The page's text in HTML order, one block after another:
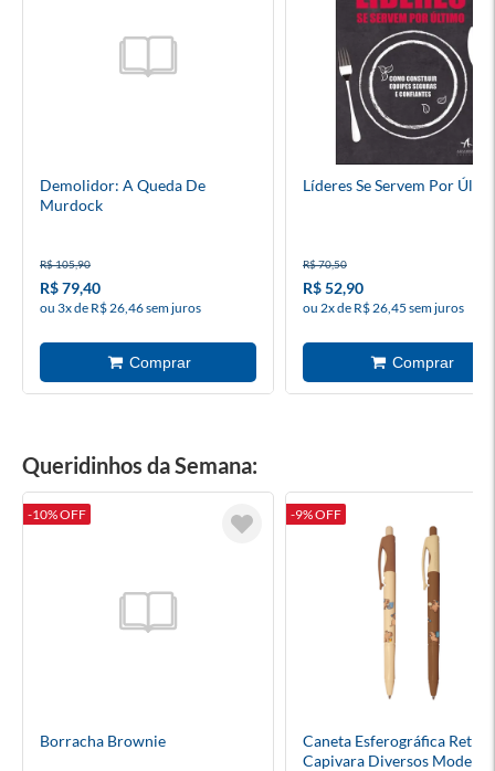
Demolidor: A Queda De
Murdock
R$ 105,90
R$ 79,40
ou 3x de R$ 26,46 sem juros
Líderes Se Servem Por
R$ 70,50
R$ 52,90
ou 2x de R$ 26,45 sem juros
Queridinhos da Semana:
-10% OFF
Borracha Brownie
-9% OFF
Caneta Esferográfica
Capivara Diversos Modelos